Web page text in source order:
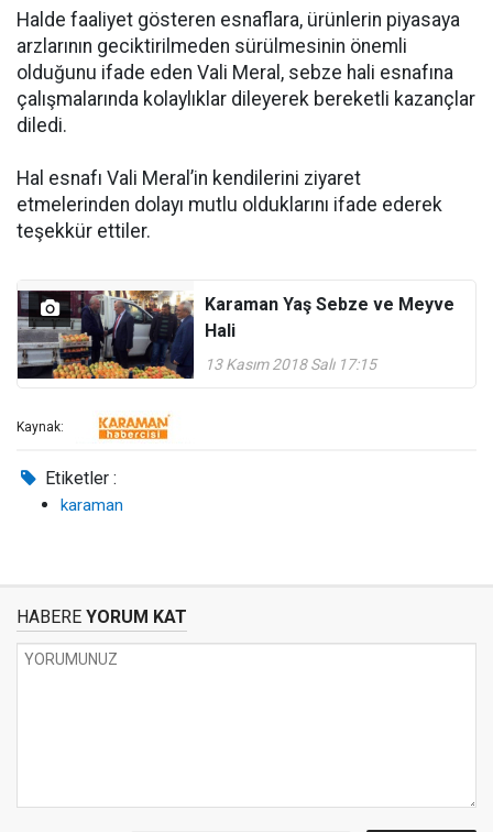
Halde faaliyet gösteren esnaflara, ürünlerin piyasaya
arzlarının geciktirilmeden sürülmesinin önemli
olduğunu ifade eden Vali Meral, sebze hali esnafına
çalışmalarında kolaylıklar dileyerek bereketli kazançlar
diledi.
Hal esnafı Vali Meral’in kendilerini ziyaret
etmelerinden dolayı mutlu olduklarını ifade ederek
teşekkür ettiler.
Karaman Yaş Sebze ve Meyve
Hali
13 Kasım 2018 Salı 17:15
Kaynak:
Etiketler :
karaman
HABERE YORUM KAT